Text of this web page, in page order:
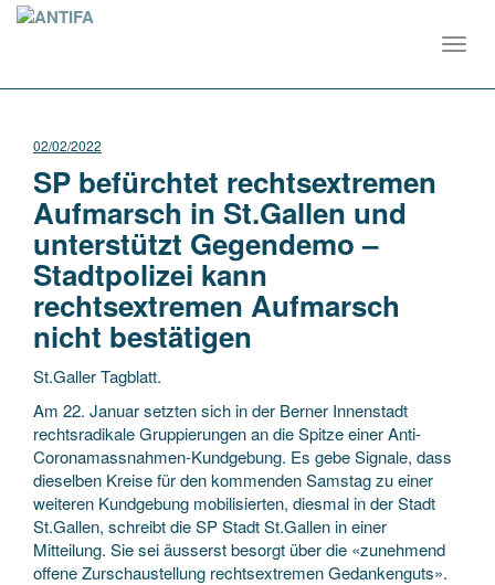
02/02/2022
SP befürchtet rechtsextremen
Aufmarsch in St.Gallen und
unterstützt Gegendemo –
Stadtpolizei kann
rechtsextremen Aufmarsch
nicht bestätigen
St.Galler Tagblatt.
Am 22. Januar setzten sich in der Berner Innenstadt
rechtsradikale Gruppierungen an die Spitze einer Anti-
Coronamassnahmen-Kundgebung. Es gebe Signale, dass
dieselben Kreise für den kommenden Samstag zu einer
weiteren Kundgebung mobilisierten, diesmal in der Stadt
St.Gallen, schreibt die SP Stadt St.Gallen in einer
Mitteilung. Sie sei äusserst besorgt über die «zunehmend
offene Zurschaustellung rechtsextremen Gedankenguts».